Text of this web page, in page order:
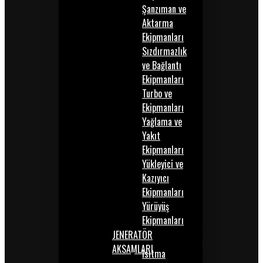
Şanzıman ve
Aktarma
Ekipmanları
Sızdırmazlık
ve Bağlantı
Ekipmanları
Turbo ve
Ekipmanları
Yağlama ve
Yakıt
Ekipmanları
Yükleyici ve
Kazıyıcı
Ekipmanları
Yürüyüş
Ekipmanları
JENERATÖR
AKSAMLARIIsıtma